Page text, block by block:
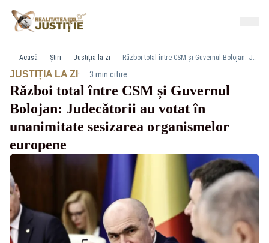
Acasă Știri Justiția la zi Război total între CSM și Guvernul Bolojan: Judecătorii au votat în unanimitate sesizarea organismelor europene
JUSTIȚIA LA ZI · 3 min citire
Război total între CSM și Guvernul
Bolojan: Judecătorii au votat în
unanimitate sesizarea organismelor
europene